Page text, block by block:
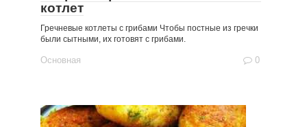
котлет
Гречневые котлеты с грибами Чтобы постные из гречки
были сытными, их готовят с грибами.
Основная 0